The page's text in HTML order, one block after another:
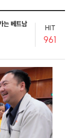
는 베트남
HIT
961